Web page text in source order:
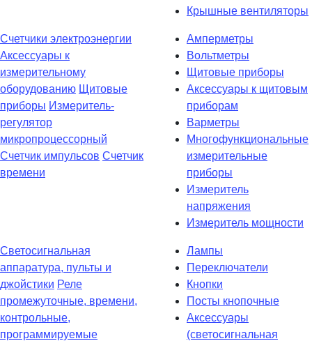
Крышные вентиляторы
Счетчики электроэнергии
Аксессуары к
измерительному
оборудованию Щитовые
приборы Измеритель-
регулятор
микропроцессорный
Счетчик импульсов Счетчик
времени
Амперметры
Вольтметры
Щитовые приборы
Аксессуары к щитовым
приборам
Варметры
Многофункциональные
измерительные
приборы
Измеритель
напряжения
Измеритель мощности
Светосигнальная
аппаратура, пульты и
джойстики Реле
промежуточные, времени,
контрольные,
программируемые
Лампы
Переключатели
Кнопки
Посты кнопочные
Аксессуары
(светосигнальная